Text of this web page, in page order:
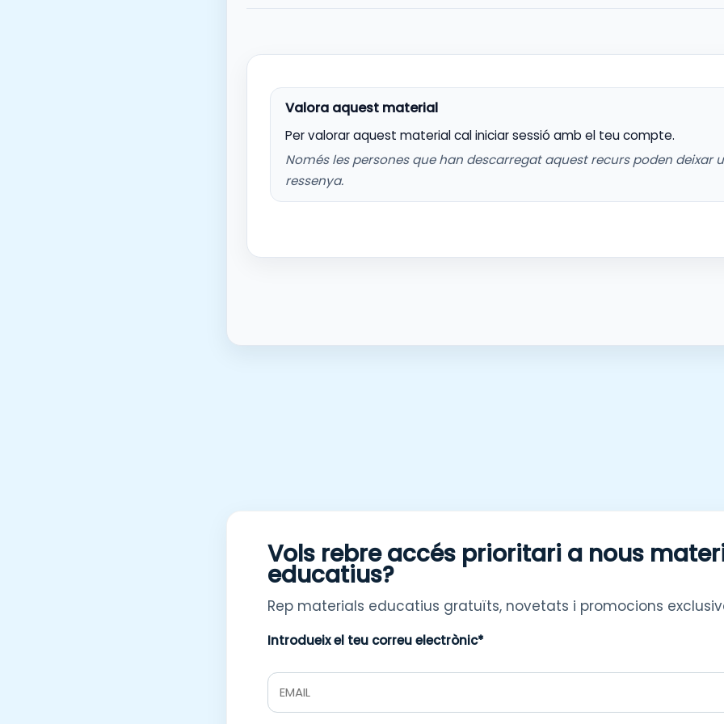
Per valorar aquest material cal iniciar sessió amb el teu compte.
Només les persones que han descarregat aquest recurs poden deixar
ressenya.
Vols rebre accés prioritari a nous
educatius?
Rep materials educatius gratuïts, novetats i promocions
Introdueix el teu correu electrònic*